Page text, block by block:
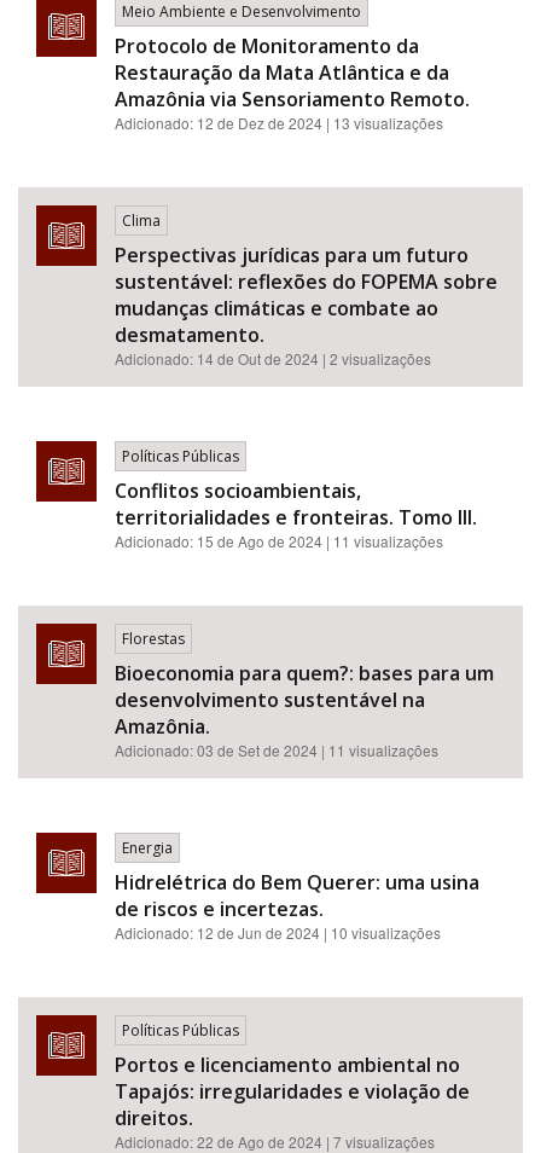
Meio Ambiente e Desenvolvimento
Protocolo de Monitoramento da
Restauração da Mata Atlântica e da
Amazônia via Sensoriamento Remoto.
Adicionado: 12 de Dez de 2024 | 13 visualizações
Clima
Perspectivas jurídicas para um futuro
sustentável: reflexões do FOPEMA sobre
mudanças climáticas e combate ao
desmatamento.
Adicionado: 14 de Out de 2024 | 2 visualizações
Políticas Públicas
Conflitos socioambientais,
territorialidades e fronteiras. Tomo III.
Adicionado: 15 de Ago de 2024 | 11 visualizações
Florestas
Bioeconomia para quem?: bases para um
desenvolvimento sustentável na
Amazônia.
Adicionado:03 de Set de 2024 | 11 visualizações
Energia
Hidrelétrica do Bem Querer: uma usina
de riscos e incertezas.
Adicionado: 12 de Jun de 2024 | 10 visualizações
Políticas Públicas
Portos e licenciamento ambiental no
Tapajós: irregularidades e violação de
direitos.
Adicionado:22 de Ago de 2024 | 7 visualizações